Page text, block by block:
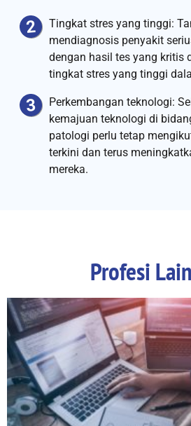
Tingkat stres yang tinggi:
mendiagnosis penyakit
dengan hasil tes yang kritis
tingkat stres yang tinggi
Perkembangan teknologi:
kemajuan teknologi di
patologi perlu tetap
terkini dan terus
mereka.
Profesi